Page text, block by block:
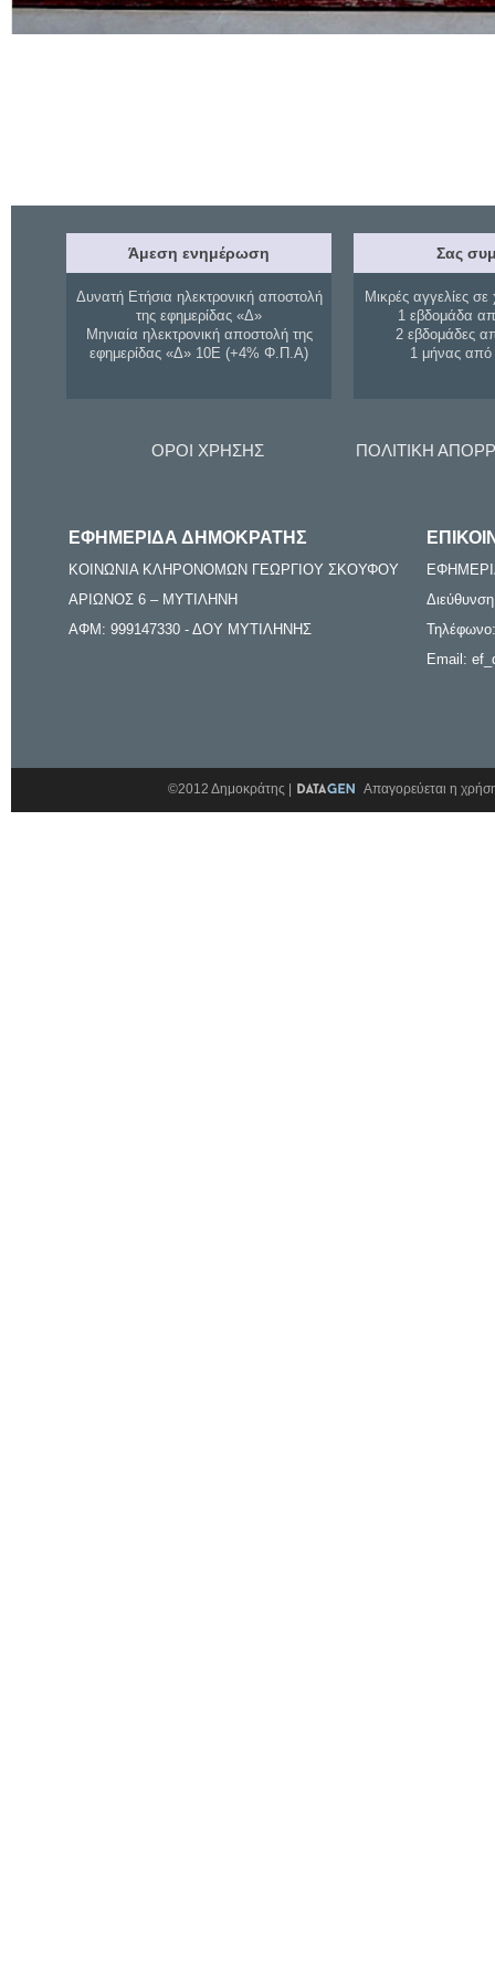
Άμεση ενημέρωση
Δυνατή Ετήσια ηλεκτρονική αποστολή
της εφημερίδας «Δ»
Μηνιαία ηλεκτρονική αποστολή της
εφημερίδας «Δ» 10Ε (+4% Φ.Π.Α)
Σας
Μικρές αγγελίες σε
1 εβδομάδα
2 εβδομάδες
1 μήνας
ΟΡΟΙ ΧΡΗΣΗΣ ΠΟΛΙΤΙΚΗ
ΕΦΗΜΕΡΙΔΑ ΔΗΜΟΚΡΑΤΗΣ
ΚΟΙΝΩΝΙΑ ΚΛΗΡΟΝΟΜΩΝ ΓΕΩΡΓΙΟΥ ΣΚΟΥΦΟΥ
ΑΡΙΩΝΟΣ 6 – ΜΥΤΙΛΗΝΗ
ΑΦΜ: 999147330 - ΔΟΥ ΜΥΤΙΛΗΝΗΣ
Email:
©2012 Δημοκράτης | Απαγορεύεται η